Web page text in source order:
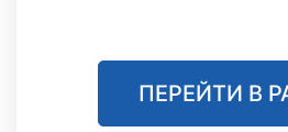
ПЕРЕЙТИ В